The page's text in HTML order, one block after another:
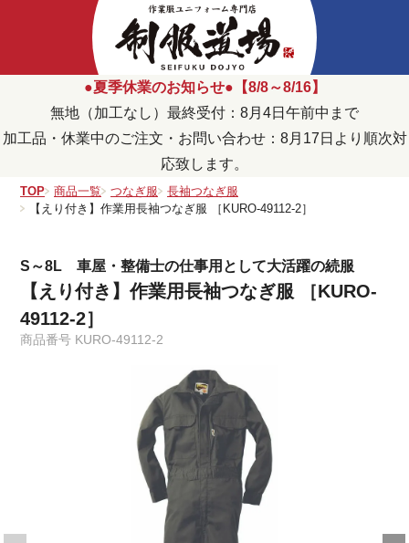
●夏季休業のお知らせ●【8/8～8/16】
無地（加工なし）最終受付：8月4日午前中まで
加工品・休業中のご注文・お問い合わせ：8月17日より順次対
応致します。
TOP 商品一覧 つなぎ服
長袖つなぎ服
【えり付き】作業用長袖つなぎ服 ［KURO-49112-2］
S～8L 車屋・整備士の仕事用として大活躍の続服
【えり付き】作業用長袖つなぎ服 ［KURO-
49112-2］
商品番号 KURO-49112-2